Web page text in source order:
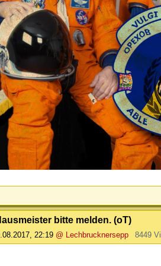
bitte melden. (oT)
22:19 @ Lechbrucknersepp 8449